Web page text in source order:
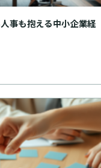
事も抱える中小企業経